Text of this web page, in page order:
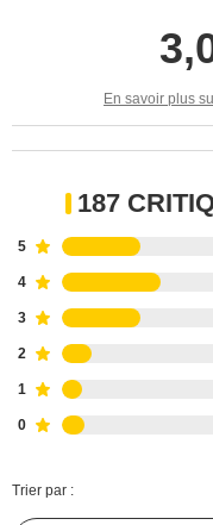
En savoir plus
187
5
4
3
2
1
0
Trier par :